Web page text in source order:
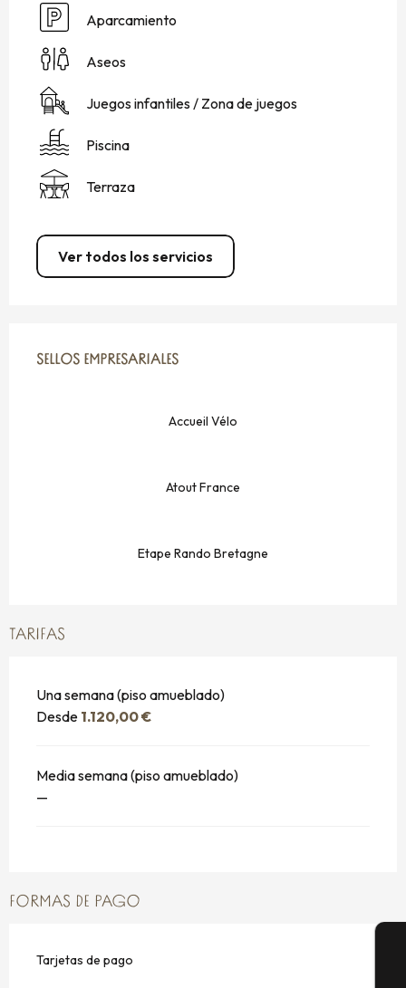
Aparcamiento
Aseos
Juegos infantiles / Zona de juegos
Piscina
Terraza
Ver todos los servicios
SELLOS EMPRESARIALES
SELLOS EMPRESARIALES
Accueil Vélo
Atout France
Etape Rando Bretagne
TARIFAS
Una semana (piso amueblado)
Desde 1.120,00 €
Media semana (piso amueblado)
—
FORMAS DE PAGO
Tarjetas de pago